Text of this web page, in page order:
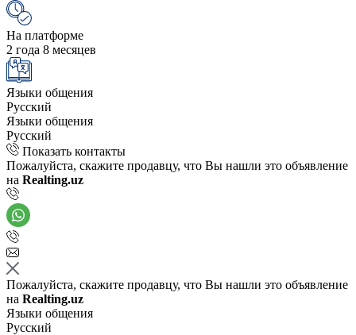
На платформе
2 года 8 месяцев
Языки общения
Русский
Языки общения
Русский
Показать контакты
Пожалуйста, скажите продавцу, что Вы нашли это объявление
на Realting.uz
Пожалуйста, скажите продавцу, что Вы нашли это объявление
на Realting.uz
Языки общения
Русский